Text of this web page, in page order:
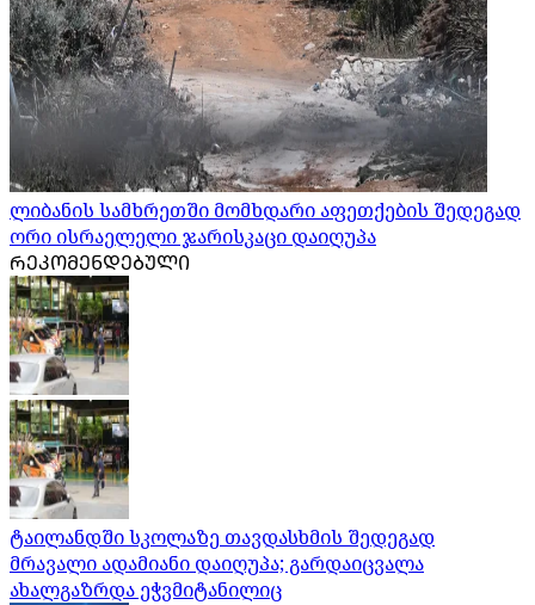
ლიბანის სამხრეთში მომხდარი აფეთქების შედეგად
ორი ისრაელელი ჯარისკაცი დაიღუპა
ᲠᲔᲙᲝᲛᲔᲜᲓᲔᲑᲣᲚᲘ
ტაილანდში სკოლაზე თავდასხმის შედეგად
მრავალი ადამიანი დაიღუპა; გარდაიცვალა
ახალგაზრდა ეჭვმიტანილიც